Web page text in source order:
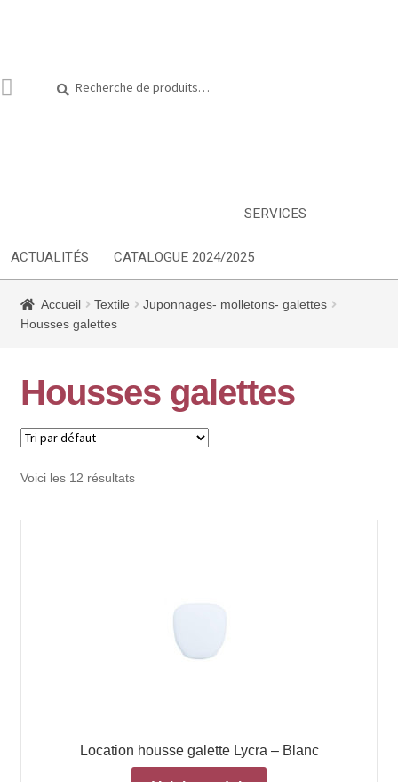
pour :
SERVICES
ACTUALITÉS CATALOGUE 2024/2025
Accueil Textile
Juponnages- molletons- galettes
Housses galettes
Housses galettes
Voici les 12 résultats
Location housse galette Lycra – Blanc